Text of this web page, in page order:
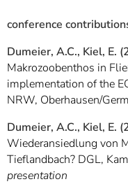
conference
Dumeier, A.C., Kiel, E.
Makrozoobenthos in
implementation of the
NRW, Oberhausen/
Dumeier, A.C., Kiel, E.
Wiederansiedlung von
Tieflandbach? DGL,
presentation